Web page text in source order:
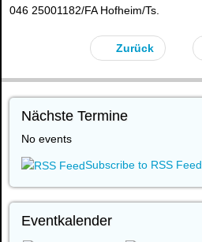
046 25001182/FA Hofheim/Ts.
Zurück
Nächste Termine
No events
Subscribe to RSS Feed
Eventkalender